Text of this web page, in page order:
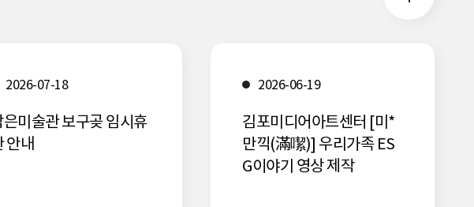
2026-07-18
은미술관 보구곶 임시휴
안내
2026-06-19
김포미디어아트센터 [미*
만끽(滿噄)] 우리가족 ES
G이야기 영상 제작